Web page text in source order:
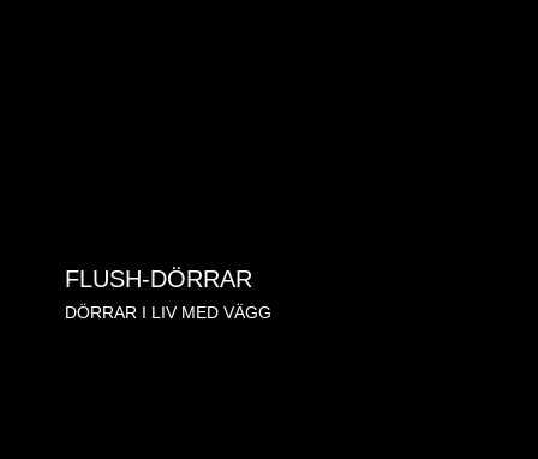
FLUSH-DÖRRAR
DÖRRAR I LIV MED VÄGG